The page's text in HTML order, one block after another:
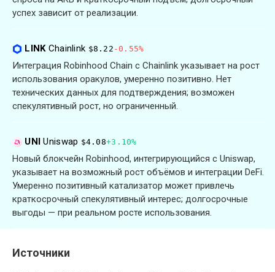
успех зависит от реализации.
LINK Chainlink $8.22 -0.55%
Интеграция Robinhood Chain с Chainlink указывает на рост
использования оракулов, умеренно позитивно. Нет
технических данных для подтверждения; возможен
спекулятивный рост, но ограниченный.
UNIUniswap $4.08+3.10%
Новый блокчейн Robinhood, интегрирующийся с Uniswap,
указывает на возможный рост объёмов и интеграции DeFi.
Умеренно позитивный катализатор может привлечь
краткосрочный спекулятивный интерес; долгосрочные
выгоды — при реальном росте использования.
Источники